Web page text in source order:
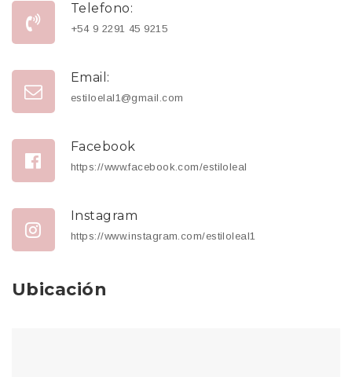
Telefono:
+54 9 2291 45 9215
Email:
estiloelal1@gmail.com
Facebook
https://www.facebook.com/estiloleal
Instagram
https://www.instagram.com/estiloleal1
Ubicación